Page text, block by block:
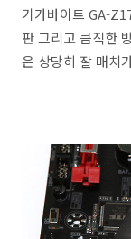
기가바이트 GA-
판 그리고 큼직한
은 상당히 잘 매치